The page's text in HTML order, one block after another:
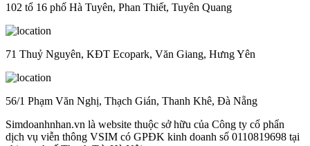
102 tổ 16 phố Hà Tuyên, Phan Thiết, Tuyên Quang
71 Thuỷ Nguyên, KĐT Ecopark, Văn Giang, Hưng Yên
56/1 Phạm Văn Nghị, Thạch Gián, Thanh Khê, Đà Nẵng
Simdoanhnhan.vn là website thuộc sở hữu của Công ty cổ phẩn
dịch vụ viễn thông VSIM có GPĐK kinh doanh số 0110819698 tại